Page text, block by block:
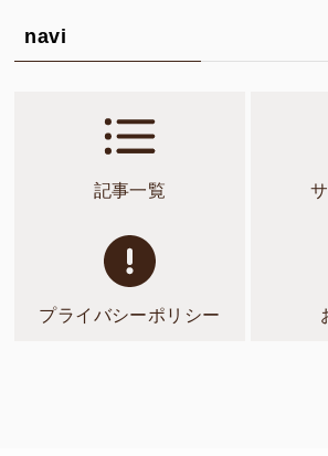
navi
記事一覧
プライバシーポリシー